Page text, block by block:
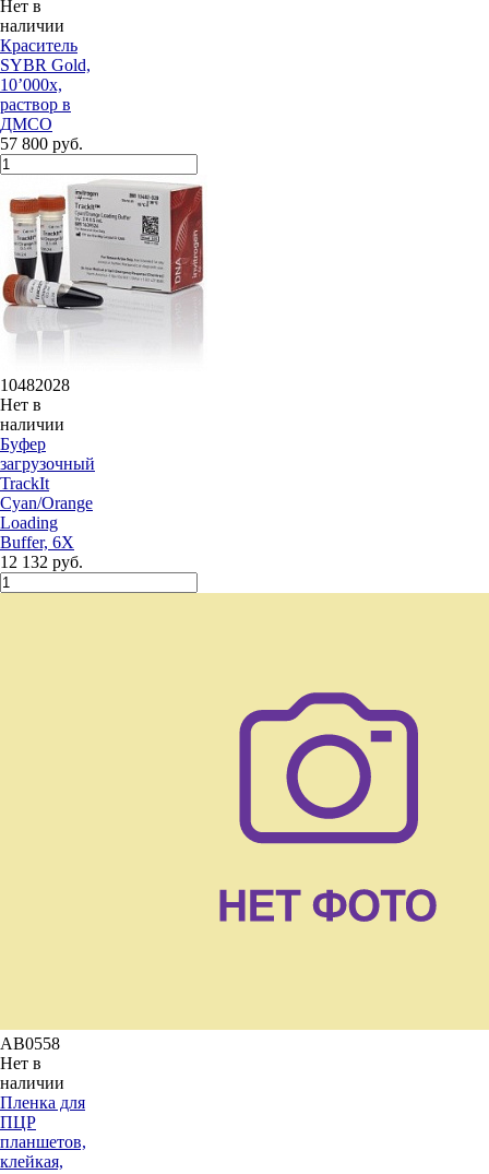
Нет в
наличии
Краситель
SYBR Gold,
10’000x,
раствор в
ДМСО
57 800 руб.
10482028
Нет в
наличии
Буфер
загрузочный
TrackIt
Cyan/Orange
Loading
Buffer, 6X
12 132 руб.
AB0558
Нет в
наличии
Пленка для
ПЦР
планшетов,
клейкая,